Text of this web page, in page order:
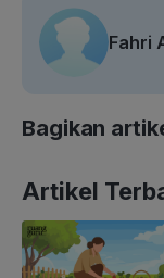
Fahri
Bagikan
Artikel